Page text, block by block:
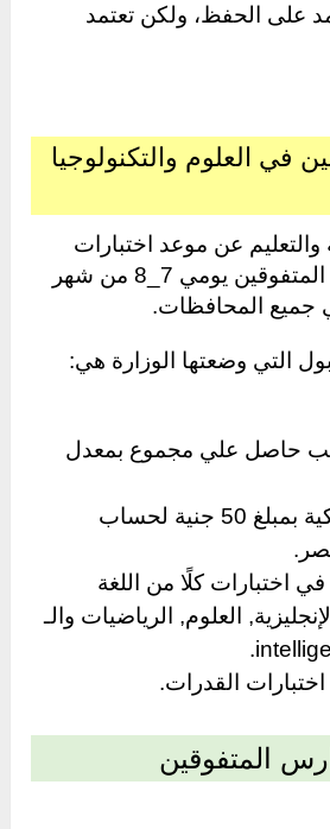
على الحفظ، ولكن تعتمد
في العلوم والتكنولوجيا
والتعليم عن موعد اختبارات
القبول في مدارس المتفوقين يومي 7_8 من شهر
التي وضعتها الوزارة هي:
حاصل علي مجموع بمعدل
سداد حوالة بنكية بمبلغ 50 جنية لحساب
في اختبارات كلًا من اللغة
العلوم, الرياضيات والـ
اختبارات القدرات.
المتفوقين